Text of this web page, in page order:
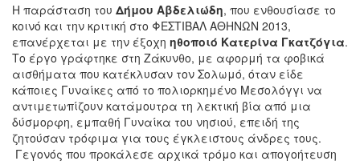
Η παράσταση του Δήμου Αβδελιώδη, που ενθουσίασε το
κοινό και την κριτική στο ΦΕΣΤΙΒΑΛ ΑΘΗΝΩΝ 2013,
επανέρχεται με την έξοχη ηθοποιό Κατερίνα Γκατζόγια.
Το έργο γράφτηκε στη Ζάκυνθο, με αφορμή τα φοβικά
αισθήματα που κατέκλυσαν τον Σολωμό, όταν είδε
κάποιες Γυναίκες από το πολιορκημένο Μεσολόγγι να
αντιμετωπίζουν κατάμουτρα τη λεκτική βία από μια
δύσμορφη, εμπαθή Γυναίκα του νησιού, επειδή της
ζητούσαν τρόφιμα για τους έγκλειστους άνδρες τους.
Γεγονός που προκάλεσε αρχικά τρόμο και απογοήτευση